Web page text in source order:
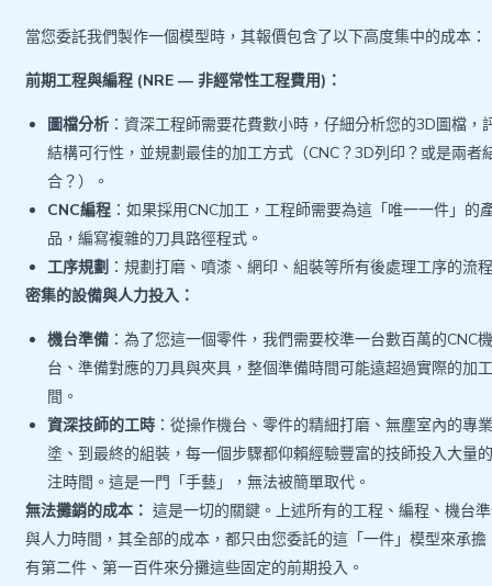
當您委託我們製作一個模型時，其報價包含了以下高度集中的成本：
前期工程與編程 (NRE — 非經常性工程費用)：
圖檔分析 ：資深工程師需要花費數小時，仔細分析您的3D圖檔，
結構可行性，並規劃最佳的加工方式（CNC？3D列印？或是兩者
合？）。
CNC編程 ：如果採用CNC加工，工程師需要為這「唯一一件」的
品，編寫複雜的刀具路徑程式。
工序規劃 ：規劃打磨、噴漆、網印、組裝等所有後處理工序的流
密集的設備與人力投入：
機台準備 ：為了您這一個零件，我們需要校準一台數百萬的CNC
台、準備對應的刀具與夾具，整個準備時間可能遠超過實際的加
間。
資深技師的工時 ：從操作機台、零件的精細打磨、無塵室內的專
塗、到最終的組裝，每一個步驟都仰賴經驗豐富的技師投入大量
注時間。這是一門「手藝」，無法被簡單取代。
無法攤銷的成本： 這是一切的關鍵。上述所有的工程、編程、機台
與人力時間，其全部的成本，都只由您委託的這「一件」模型來承擔
有第二件、第一百件來分攤這些固定的前期投入。